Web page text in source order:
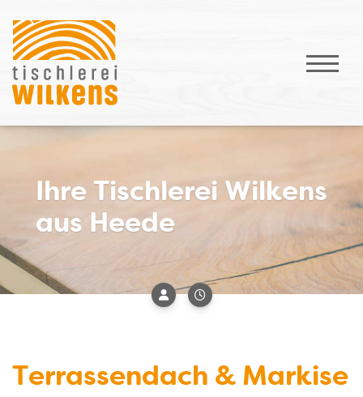
Ihre Tischlerei Wilkens
aus Heede
Terrassendach & Markise